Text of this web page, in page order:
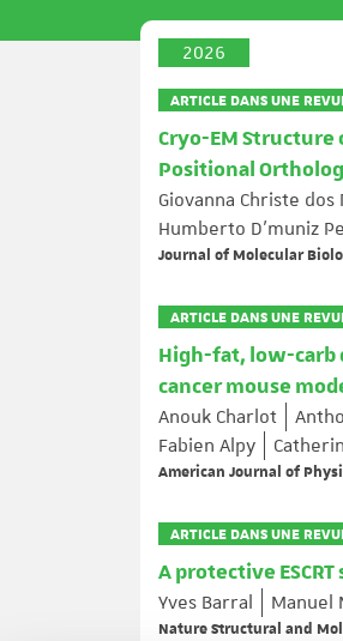
2026
ARTICLE DANS UNE
Cryo-EM Structure
Positional
Giovanna Christe dos
Humberto D’muniz
Journal of Molecular
ARTICLE DANS UNE
High-fat, low-carb
cancer mouse
Anouk Charlot
Fabien Alpy
American Journal of
ARTICLE DANS UNE
A protective
Yves Barral Manuel
Nature Structural and